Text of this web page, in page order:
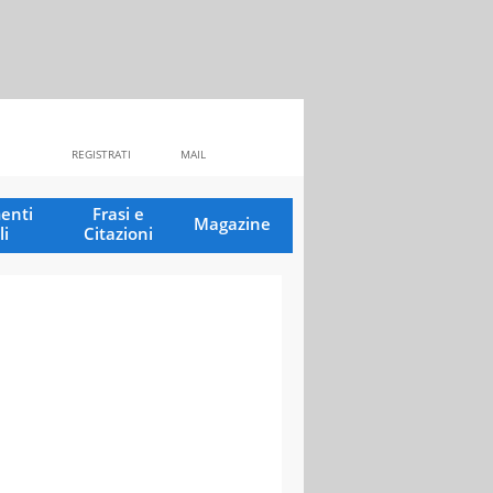
MAIL
REGISTRATI
Frasi e
Citazioni
Magazine